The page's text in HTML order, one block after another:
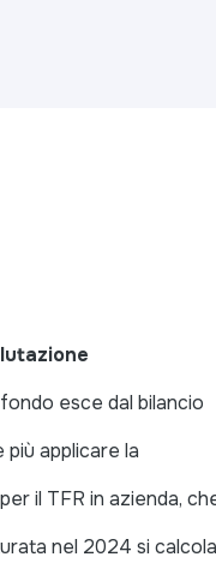
esce dal bilancio
più applicare la
il TFR in azienda,
nel 2024 si calcola